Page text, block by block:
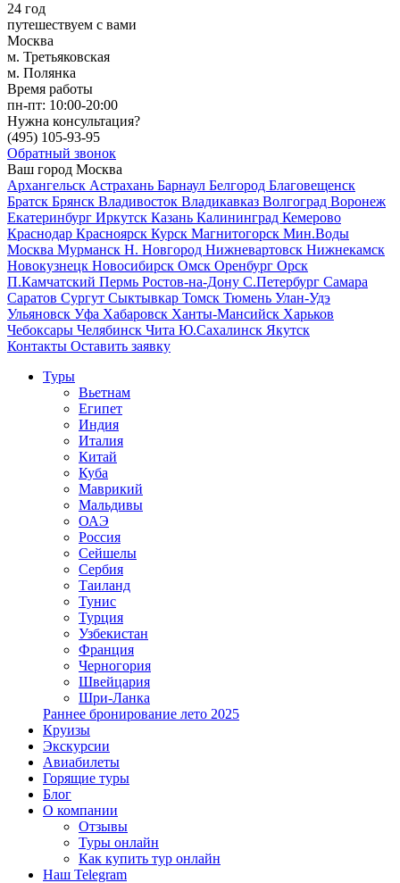
24 год
путешествуем с вами
Москва
м. Третьяковская
м. Полянка
Время работы
пн-пт: 10:00-20:00
Нужна консультация?
(495) 105-93-95
Обратный звонок
Ваш город Москва
Архангельск Астрахань Барнаул Белгород Благовещенск
Братск Брянск Владивосток Владикавказ Волгоград Воронеж
Екатеринбург Иркутск Казань Калининград Кемерово
Краснодар Красноярск Курск Магнитогорск Мин.Воды
Москва Мурманск Н. Новгород Нижневартовск Нижнекамск
Новокузнецк Новосибирск Омск Оренбург Орск
П.Камчатский Пермь Ростов-на-Дону С.Петербург Самара
Саратов Сургут Сыктывкар Томск Тюмень Улан-Удэ
Ульяновск Уфа Хабаровск Ханты-Мансийск Харьков
Чебоксары Челябинск Чита Ю.Сахалинск Якутск
Контакты Оставить заявку
Туры
Вьетнам
Египет
Индия
Италия
Китай
Куба
Маврикий
Мальдивы
ОАЭ
Россия
Сейшелы
Сербия
Таиланд
Тунис
Турция
Узбекистан
Франция
Черногория
Швейцария
Шри-Ланка
Раннее бронирование лето 2025
Круизы
Экскурсии
Авиабилеты
Горящие туры
Блог
О компании
Отзывы
Туры онлайн
Как купить тур онлайн
Наш Telegram